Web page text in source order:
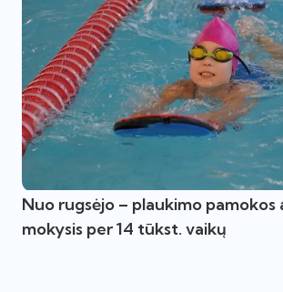
Nuo rugsėjo – plaukimo pamokos
mokysis per 14 tūkst. vaikų